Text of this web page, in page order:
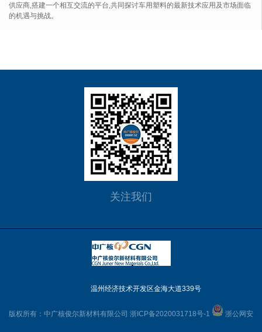
供应商,搭建一个相互交流的平台,共同探讨车用塑料的最新技术应用及市场面临
的机遇与挑战。
关注我们
温州经济技术开发区金海大道339号
版权所有：中广核俊尔新材料有限公司 浙ICP备2020031718号-1 浙公网安